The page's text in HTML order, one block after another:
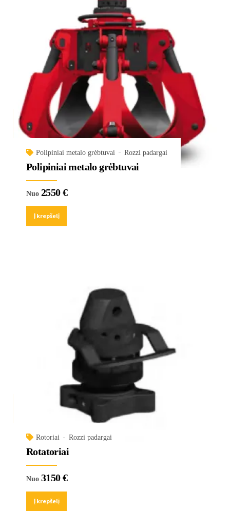
Polipiniai metalo grėbtuvai Rozzi padargai
Polipiniai metalo grėbtuvai
Nuo 2550€
Į krepšelį
Rotoriai Rozzi padargai
Rotatoriai
Nuo 3150€
Į krepšelį